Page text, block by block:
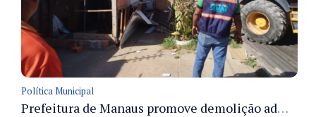
Política Municipal
Prefeitura de Manaus promove demolição administrativa de cinco estruturas que ocupavam calçada pública